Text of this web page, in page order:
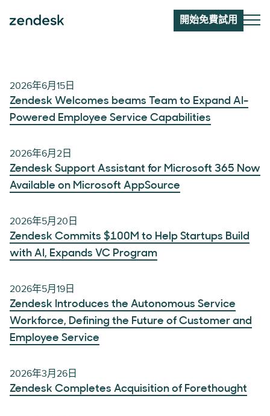
開始免費試用
2026年6月15日
Zendesk Welcomes beams Team to Expand AI-
Powered Employee Service Capabilities
2026年6月2日
Zendesk Support Assistant for Microsoft 365 Now
Available on Microsoft AppSource
2026年5月20日
Zendesk Commits $100M to Help Startups Build
with AI, Expands VC Program
2026年5月19日
Zendesk Introduces the Autonomous Service
Workforce, Defining the Future of Customer and
Employee Service
2026年3月26日
Zendesk Completes Acquisition of Forethought